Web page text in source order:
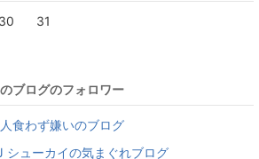
30 31
ブログのフォロワー
食わず嫌いのブログ
シューカイの気まぐれブログ